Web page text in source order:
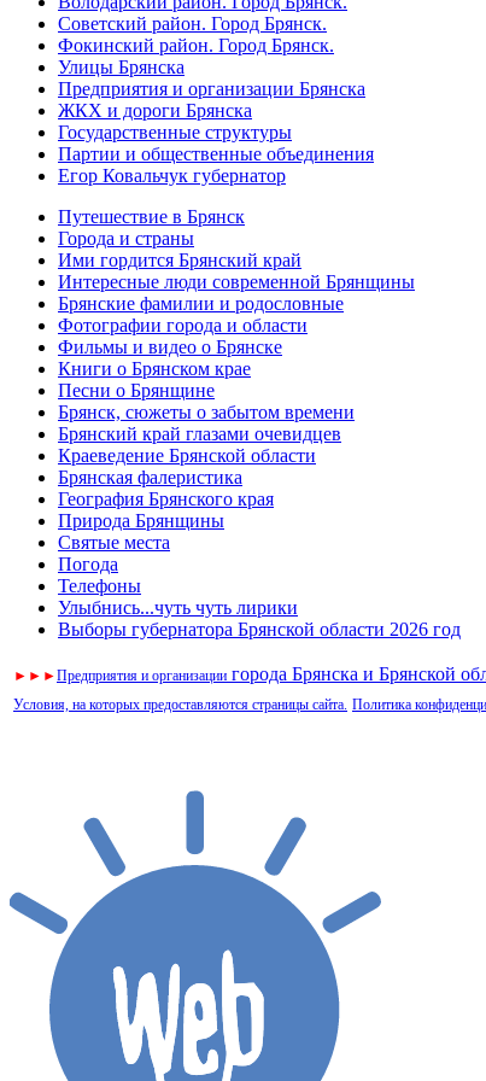
Советский район. Город Брянск.
Фокинский район. Город Брянск.
Улицы Брянска
Предприятия и организации Брянска
ЖКХ и дороги Брянска
Государственные структуры
Партии и общественные объединения
Егор Ковальчук губернатор
Путешествие в Брянск
Города и страны
Ими гордится Брянский край
Интересные люди современной Брянщины
Брянские фамилии и родословные
Фотографии города и области
Фильмы и видео о Брянске
Книги о Брянском крае
Песни о Брянщине
Брянск, сюжеты о забытом времени
Брянский край глазами очевидцев
Краеведение Брянской области
Брянская фалеристика
География Брянского края
Природа Брянщины
Святые места
Погода
Телефоны
Улыбнись...чуть чуть лирики
Выборы губернатора Брянской области 2026 год
► ► ►Предприятия и организации города Брянска и Брянской
Условия, на которых предоставляются страницы сайта. Политика